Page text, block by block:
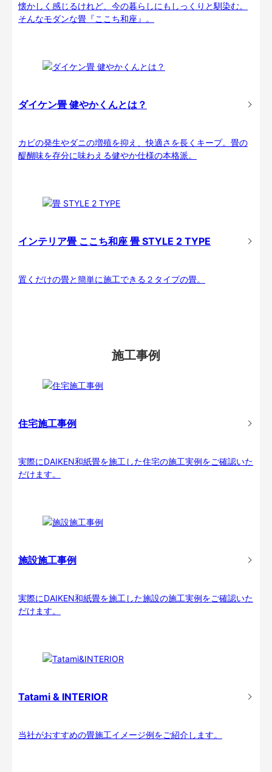
懐かしく感じるけれど、今の暮らしにもしっくりと馴染む。
そんなモダンな畳『ここち和座』。
ダイケン畳 健やかくんとは？
カビの発生やダニの増殖を抑え、快適さを長くキープ。畳の
醍醐味を存分に味わえる健やか仕様の本格派。
インテリア畳 ここち和座 畳 STYLE 2 TYPE
置くだけの畳と簡単に施工できる２タイプの畳。
施工事例
住宅施工事例
実際にDAIKEN和紙畳を施工した住宅の施工実例をご確認いた
だけます。
施設施工事例
実際にDAIKEN和紙畳を施工した施設の施工実例をご確認いた
だけます。
Tatami & INTERIOR
当社がおすすめの畳施工イメージ例をご紹介します。